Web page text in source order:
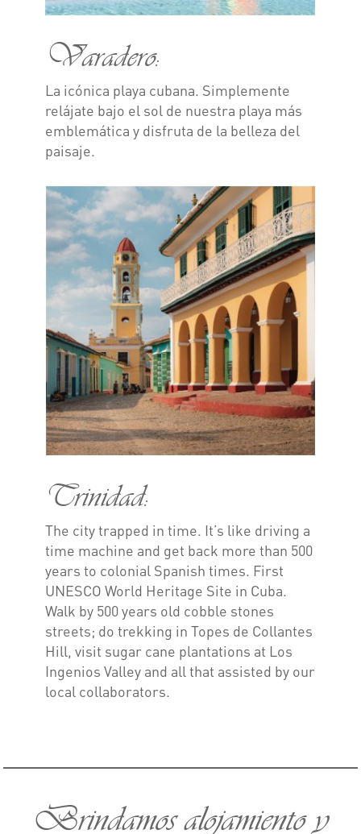
Varadero:
La icónica playa cubana. Simplemente
relájate bajo el sol de nuestra playa más
emblemática y disfruta de la belleza del
paisaje.
Trinidad:
The city trapped in time. It’s like driving a
time machine and get back more than 500
years to colonial Spanish times. First
UNESCO World Heritage Site in Cuba.
Walk by 500 years old cobble stones
streets; do trekking in Topes de Collantes
Hill, visit sugar cane plantations at Los
Ingenios Valley and all that assisted by our
local collaborators.
Brindamos alojamiento y